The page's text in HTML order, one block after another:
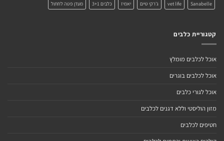
Sanabelle
vet life ג'רקי טיים יאמיז כלבים 3+1 מעדן פטה לחתול
קטגוריית כלבים
אוכל לכלבים מומלץ
אוכל לכלבים בוגרים
אוכל לגורי כלבים
מזון הוליסטי וללא דגנים לכלבים
חטיפים לכלבים